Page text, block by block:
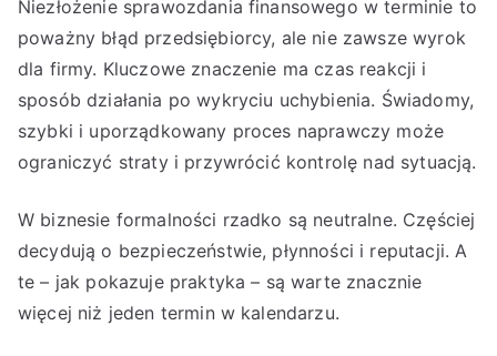
Niezłożenie sprawozdania finansowego w terminie to
poważny błąd przedsiębiorcy, ale nie zawsze wyrok
dla firmy. Kluczowe znaczenie ma czas reakcji i
sposób działania po wykryciu uchybienia. Świadomy,
szybki i uporządkowany proces naprawczy może
ograniczyć straty i przywrócić kontrolę nad sytuacją.
W biznesie formalności rzadko są neutralne. Częściej
decydują o bezpieczeństwie, płynności i reputacji. A
te – jak pokazuje praktyka – są warte znacznie
więcej niż jeden termin w kalendarzu.